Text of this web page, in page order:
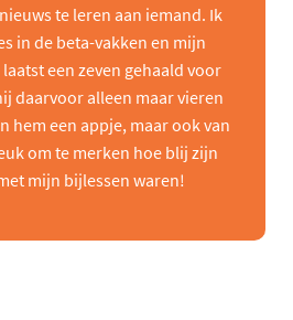
te leren aan iemand. Ik
in de beta-vakken en mijn
een zeven gehaald voor
daarvoor alleen maar vieren
hem een appje, maar ook van
om te merken hoe blij zijn
mijn bijlessen waren!